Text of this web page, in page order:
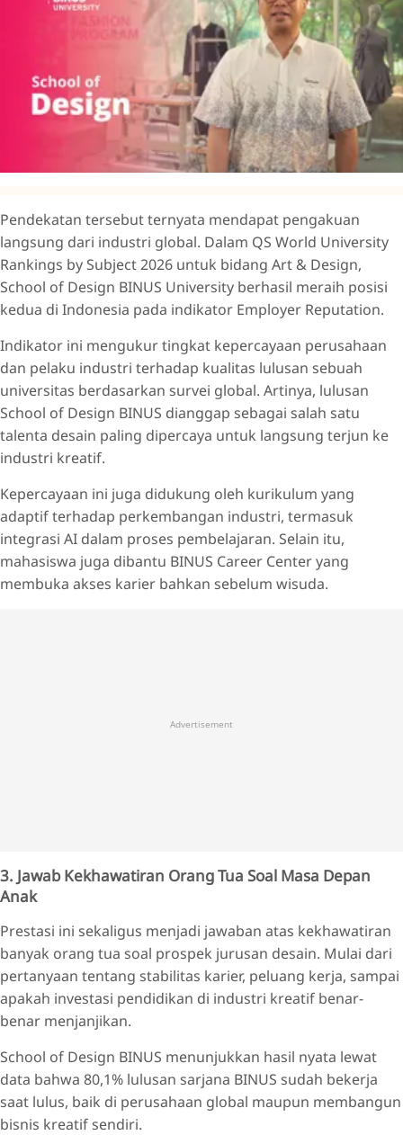
Pendekatan tersebut ternyata mendapat pengakuan
langsung dari industri global. Dalam QS World University
Rankings by Subject 2026 untuk bidang Art & Design,
School of Design BINUS University berhasil meraih posisi
kedua di Indonesia pada indikator Employer Reputation.
Indikator ini mengukur tingkat kepercayaan perusahaan
dan pelaku industri terhadap kualitas lulusan sebuah
universitas berdasarkan survei global. Artinya, lulusan
School of Design BINUS dianggap sebagai salah satu
talenta desain paling dipercaya untuk langsung terjun ke
industri kreatif.
Kepercayaan ini juga didukung oleh kurikulum yang
adaptif terhadap perkembangan industri, termasuk
integrasi AI dalam proses pembelajaran. Selain itu,
mahasiswa juga dibantu BINUS Career Center yang
membuka akses karier bahkan sebelum wisuda.
Advertisement
3. Jawab Kekhawatiran Orang Tua Soal Masa Depan
Anak
Prestasi ini sekaligus menjadi jawaban atas kekhawatiran
banyak orang tua soal prospek jurusan desain. Mulai dari
pertanyaan tentang stabilitas karier, peluang kerja, sampai
apakah investasi pendidikan di industri kreatif benar-
benar menjanjikan.
School of Design BINUS menunjukkan hasil nyata lewat
data bahwa 80,1% lulusan sarjana BINUS sudah bekerja
saat lulus, baik di perusahaan global maupun membangun
bisnis kreatif sendiri.